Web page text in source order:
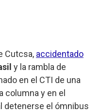
Cutcsa, accidentado
y la rambla de
en el CTI de una
columna y en el
detenerse el ómnibus